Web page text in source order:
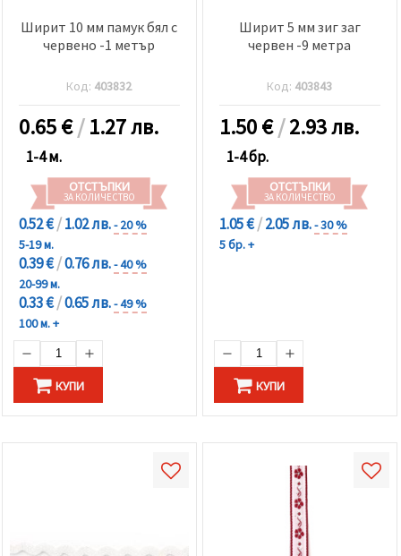
Ширит 10 мм памук бял с
червено -1 метър
Код: 403832
0.65€/1.27 лв.
1-4 м.
ОТСТЪПКИ
ЗА КОЛИЧЕСТВО
0.52 €/1.02 лв.- 20 %
5-19 м.
0.39 €/0.76 лв.- 40 %
20-99 м.
0.33 €/0.65 лв.- 49 %
100 м. +
КУПИ
Ширит 5 мм зиг заг
червен -9 метра
Код: 403843
1.50€/2.93 лв.
1-4 бр.
ОТСТЪПКИ
ЗА КОЛИЧЕСТВО
1.05 €/2.05 лв.- 30 %
5 бр. +
КУПИ